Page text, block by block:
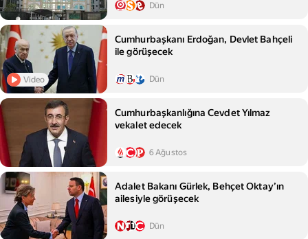
Dün
Video
Cumhurbaşkanı Erdoğan, Devlet Bahçeli
ile görüşecek
Dün
Cumhurbaşkanlığına Cevdet Yılmaz
vekalet edecek
6 Ağustos
Adalet Bakanı Gürlek, Behçet Oktay’ın
ailesiyle görüşecek
Dün